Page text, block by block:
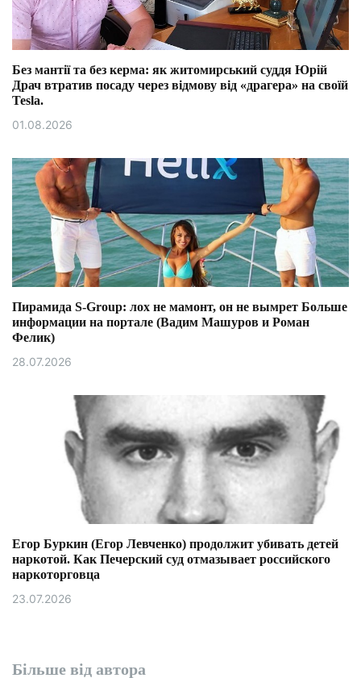
Без мантії та без керма: як житомирський суддя Юрій
Драч втратив посаду через відмову від «драгера» на своїй
Tesla.
01.08.2026
Пирамида S-Group: лох не мамонт, он не вымрет Больше
информации на портале (Вадим Машуров и Роман
Фелик)
28.07.2026
Егор Буркин (Егор Левченко) продолжит убивать детей
наркотой. Как Печерский суд отмазывает российского
наркоторговца
23.07.2026
Більше від автора